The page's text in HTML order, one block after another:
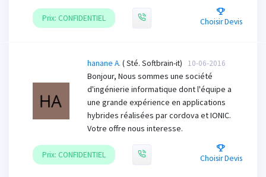
Prix: CONFIDENTIEL Choisir Devis
hanane A. ( Sté. Softbrain-it) 10-06-2016
Bonjour, Nous sommes une société
d'ingénierie informatique dont l'équipe a
une grande expérience en applications
hybrides réalisées par cordova et IONIC.
Votre offre nous interesse.
Prix: CONFIDENTIEL Choisir Devis